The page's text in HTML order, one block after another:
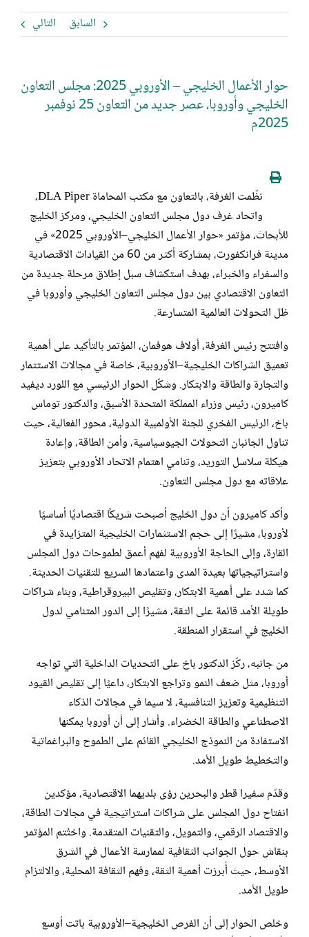
السابق التالي
حوار الأعمال الخليجي – الأوروبي 2025: مجلس التعاون
الخليجي وأوروبا، عصر جديد من التعاون 25 نوفمبر
2025م
نظّمت الغرفة، بالتعاون مع مكتب المحاماة DLA Piper،
واتحاد غرف دول مجلس التعاون الخليجي، ومركز الخليج
للأبحاث، مؤتمر «حوار الأعمال الخليجي–الأوروبي 2025» في
مدينة فرانكفورت، بمشاركة أكثر من 60 من القيادات الاقتصادية
والسفراء والخبراء، بهدف استكشاف سبل إطلاق مرحلة جديدة من
التعاون الاقتصادي بين دول مجلس التعاون الخليجي وأوروبا في
ظل التحولات العالمية المتسارعة.
وافتتح رئيس الغرفة، أولاف هوفمان، المؤتمر بالتأكيد على أهمية
تعميق الشراكات الخليجية–الأوروبية، خاصة في مجالات الاستثمار
والتجارة والطاقة والابتكار. وشكّل الحوار الرئيسي مع اللورد ديفيد
كاميرون، رئيس وزراء المملكة المتحدة الأسبق، والدكتور توماس
باخ، الرئيس الفخري للجنة الأولمبية الدولية، محور الفعالية، حيث
تناول الجانبان التحولات الجيوسياسية، وأمن الطاقة، وإعادة
هيكلة سلاسل التوريد، وتنامي اهتمام الاتحاد الأوروبي بتعزيز
علاقاته مع دول مجلس التعاون.
وأكد كاميرون أن دول الخليج أصبحت شريكًا اقتصاديًا أساسيًا
لأوروبا، مشيرًا إلى حجم الاستثمارات الخليجية المتزايدة في
القارة، وإلى الحاجة الأوروبية لفهم أعمق لطموحات دول المجلس
واستراتيجياتها بعيدة المدى واعتمادها السريع للتقنيات الحديثة.
كما شدد على أهمية الابتكار، وتقليص البيروقراطية، وبناء شراكات
طويلة الأمد قائمة على الثقة، مشيرًا إلى الدور المتنامي لدول
الخليج في استقرار المنطقة.
من جانبه، ركّز الدكتور باخ على التحديات الداخلية التي تواجه
أوروبا، مثل ضعف النمو وتراجع الابتكار، داعيًا إلى تقليص القيود
التنظيمية وتعزيز التنافسية، لا سيما في مجالات الذكاء
الاصطناعي والطاقة الخضراء. وأشار إلى أن أوروبا يمكنها
الاستفادة من النموذج الخليجي القائم على الطموح والبراغماتية
والتخطيط طويل الأمد.
وقدّم سفيرا قطر والبحرين رؤى بلديهما الاقتصادية، مؤكدين
انفتاح دول المجلس على شراكات استراتيجية في مجالات الطاقة،
والاقتصاد الرقمي، والتمويل، والتقنيات المتقدمة. واختُتم المؤتمر
بنقاش حول الجوانب الثقافية لممارسة الأعمال في الشرق
الأوسط، حيث أُبرزت أهمية الثقة، وفهم الثقافة المحلية، والالتزام
طويل الأمد.
وخلص الحوار إلى أن الفرص الخليجية–الأوروبية باتت أوسع